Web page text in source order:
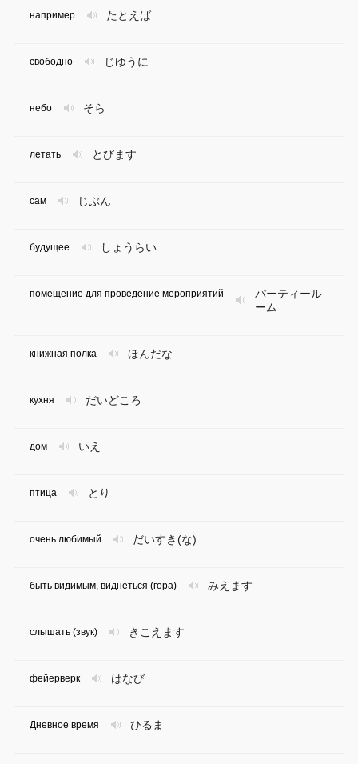
たとえば
например
じゆうに
свободно
そら
небо
とびます
летать
じぶん
сам
しょうらい
будущее
パーティール
ーム
помещение для проведение мероприятий
ほんだな
книжная полка
だいどころ
кухня
いえ
дом
とり
птица
だいすき(な)
очень любимый
みえます
быть видимым, виднеться (гора)
きこえます
слышать (звук)
はなび
фейерверк
ひるま
Дневное время